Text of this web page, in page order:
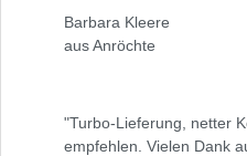
Barbara Kleere
aus Anröchte
"Turbo-Lieferung, netter
empfehlen. Vielen Dank